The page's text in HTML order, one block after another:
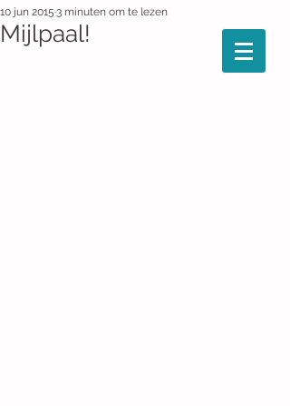
Mijlpaal!
10 jun 2015 3 minuten om te lezen